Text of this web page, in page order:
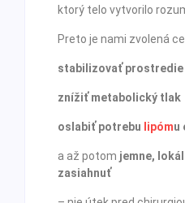
ktorý telo vytvorilo
Preto je nami zvolená
stabilizovať prostredie
znížiť metabolický tlak
oslabiť potrebu lipómu
a až potom jemne,
zasiahnuť